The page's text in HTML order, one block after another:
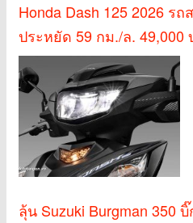
Honda Dash 125 2026 ร
ประหยัด 59 กม./ล. 49,000
ลุ้น Suzuki Burgman 350